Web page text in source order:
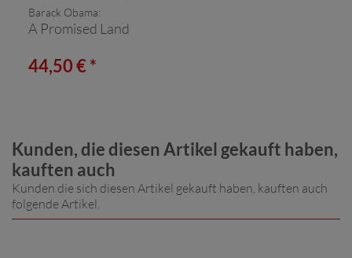
Barack Obama:
A Promised Land
44,50 € *
Kunden, die diesen Artikel gekauft haben,
kauften auch
Kunden die sich diesen Artikel gekauft haben, kauften auch
folgende Artikel.